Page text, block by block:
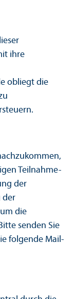
ihre
obliegt die
Teilnahme-
der
der
die
senden Sie
folgende Mail-